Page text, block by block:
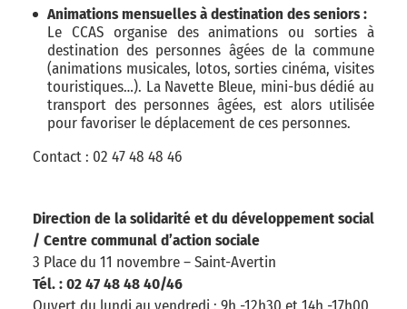
Animations mensuelles à destination des seniors :
Le CCAS organise des animations ou sorties à
destination des personnes âgées de la commune
(animations musicales, lotos, sorties cinéma, visites
touristiques…). La Navette Bleue, mini-bus dédié au
transport des personnes âgées, est alors utilisée
pour favoriser le déplacement de ces personnes.
Contact : 02 47 48 48 46
Direction de la solidarité et du développement social
/ Centre communal d’action sociale
3 Place du 11 novembre – Saint-Avertin
Tél. : 02 47 48 48 40/46